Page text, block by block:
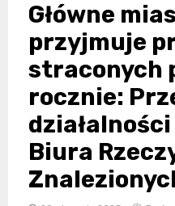
Główne
przyjmuje
straconych
rocznie:
Biura